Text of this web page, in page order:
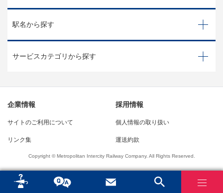
駅名から探す
サービスカテゴリから探す
企業情報 採用情報
サイトのご利用について 個人情報の取り扱い
リンク集 運送約款
Copyright © Metropolitan Intercity Railway Company. All Rights Reserved.